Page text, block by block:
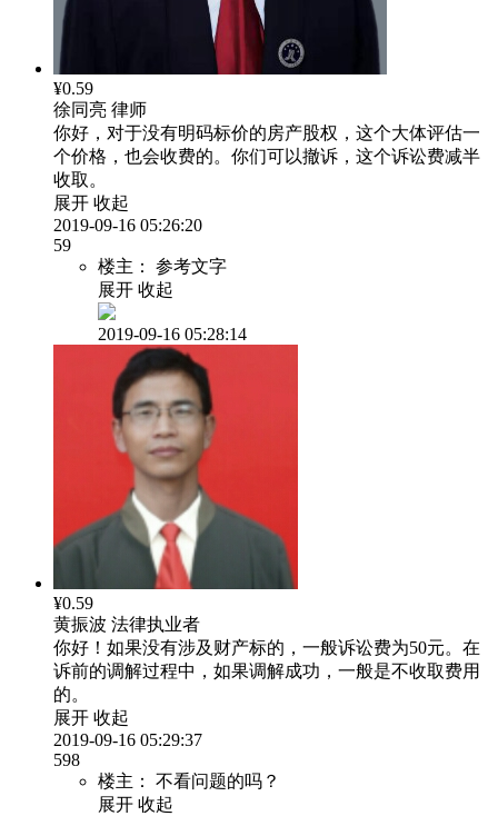
¥0.59
徐同亮 律师
你好，对于没有明码标价的房产股权，这个大体评估一
个价格，也会收费的。你们可以撤诉，这个诉讼费减半
收取。
展开 收起
2019-09-16 05:26:20
59
楼主：
参考文字
展开 收起
2019-09-16 05:28:14
¥0.59
黄振波 法律执业者
你好！如果没有涉及财产标的，一般诉讼费为50元。在
诉前的调解过程中，如果调解成功，一般是不收取费用
的。
展开 收起
2019-09-16 05:29:37
598
楼主：
不看问题的吗？
展开 收起